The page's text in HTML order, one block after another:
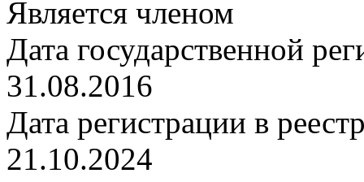
Является членом
Дата государственной
31.08.2016
Дата регистрации в
21.10.2024